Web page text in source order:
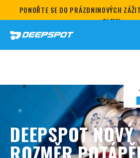
PONOŘTE SE DO PRÁZDNINOVÝCH
SLEVY
DEEPSPOT NOVÝ